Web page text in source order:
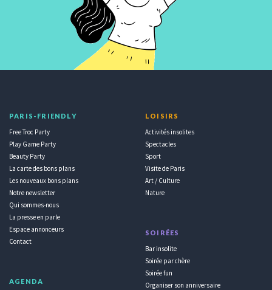
PARIS-FRIENDLY
Free Troc Party
Play Game Party
Beauty Party
La carte des bons plans
Les nouveaux bons plans
Notre newsletter
Qui sommes-nous
La presse en parle
Espace annonceurs
Contact
AGENDA
LOISIRS
Activités insolites
Spectacles
Sport
Visite de Paris
Art / Culture
Nature
SOIRÉES
Bar insolite
Soirée par chère
Soirée fun
Organiser son anniversaire